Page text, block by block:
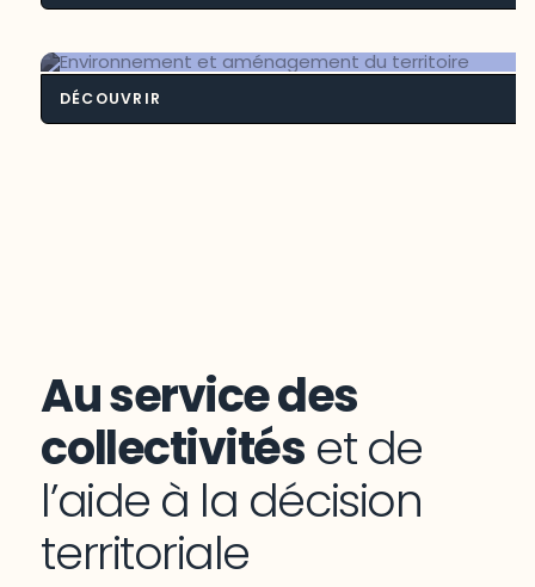
DÉCOUVRIR
Au service des
collectivités et de
l’aide à la décision
territoriale